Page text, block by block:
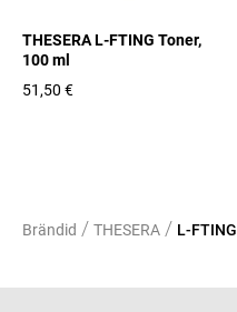
THESERA L-FTING Toner,
100 ml
51,50 €
Brändid / THESERA / L-FTING